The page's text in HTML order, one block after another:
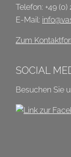
Telefon: +49 (0)
E-Mail:
Zum
SOCIAL
Besuchen Sie